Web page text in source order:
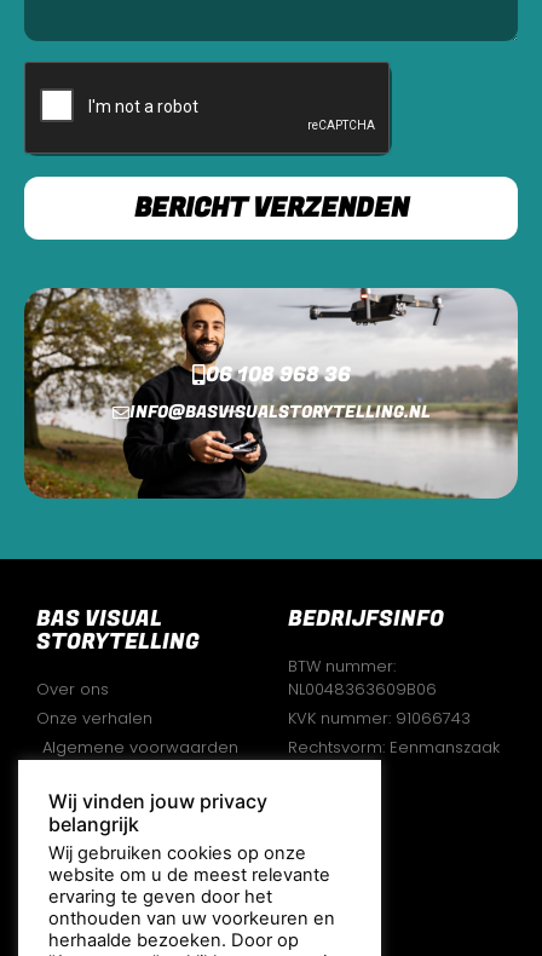
BERICHT VERZENDEN
06 108 968 36
INFO@BASVISUALSTORYTELLING.NL
BAS VISUAL
STORYTELLING
Over ons
Onze verhalen
Algemene voorwaarden
Privacy verklaring
BEDRIJFSINFO
BTW nummer:
NL0048363609B06
KVK nummer: 91066743
Rechtsvorm: Eenmanszaak
VOLG ONS
Wij vinden jouw privacy
belangrijk
Wij gebruiken cookies op onze
website om u de meest relevante
ervaring te geven door het
onthouden van uw voorkeuren en
herhaalde bezoeken. Door op